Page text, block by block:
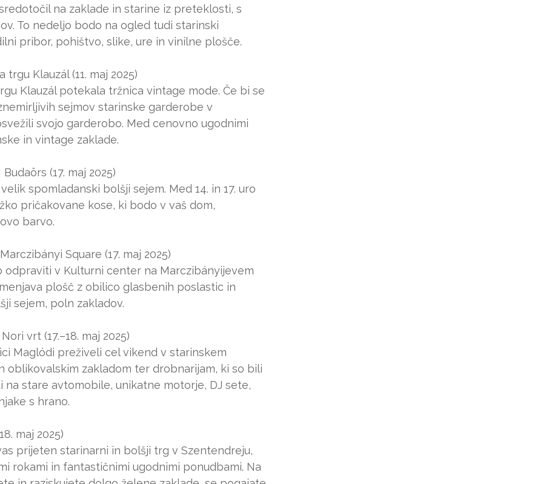
na zaklade in starine iz preteklosti, s
To nedeljo bodo na ogled tudi starinski
pribor, pohištvo, slike, ure in vinilne plošče.
Klauzál (11. maj 2025)
Klauzál potekala tržnica vintage mode. Če bi se
sejmov starinske garderobe v
svojo garderobo. Med cenovno ugodnimi
in vintage zaklade.
(17. maj 2025)
spomladanski bolšji sejem. Med 14. in 17. uro
pričakovane kose, ki bodo v vaš dom,
barvo.
Square (17. maj 2025)
odpraviti v Kulturni center na Marczibányijevem
plošč z obilico glasbenih poslastic in
sejem, poln zakladov.
vrt (17.–18. maj 2025)
Maglódi preživeli cel vikend v starinskem
oblikovalskim zakladom ter drobnarijam, ki so bili
na stare avtomobile, unikatne motorje, DJ sete,
s hrano.
maj 2025)
prijeten starinarni in bolšji trg v Szentendreju,
rokami in fantastičnimi ugodnimi ponudbami. Na